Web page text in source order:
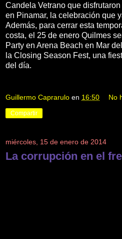
Candela Vetrano que
en Pinamar, la celebración que
Además, para cerrar esta
costa, el 25 de enero Quilmes
Party en Arena Beach en Mar
la Closing Season Fest, una
del día.
Guillermo Caprarulo en 16:50 No
Compartir
miércoles, 15 de enero de 2014
La corrupción en el